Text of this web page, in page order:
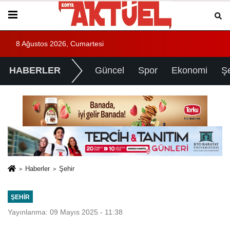
8 Ağustos 2026, Cumartesi
HABERLER Güncel Spor Ekonomi
Haberler Şehir
ŞEHIR
Yayınlanma: 09 Mayıs 2025 - 11:38